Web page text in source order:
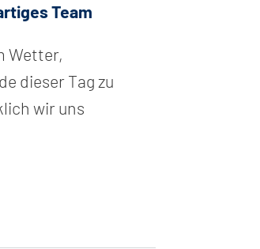
Team
Wetter,
dieser Tag zu
wir uns